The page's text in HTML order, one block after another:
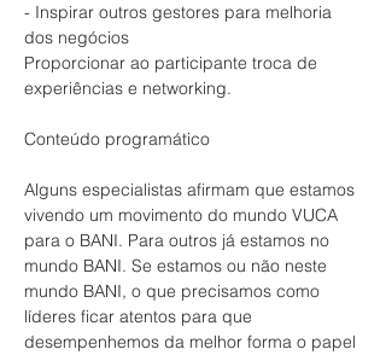
- Inspirar outros gestores para melhoria
dos negócios
Proporcionar ao participante troca de
experiências e networking.
Alguns especialistas afirmam que estamos
vivendo um movimento do mundo VUCA
para o BANI. Para outros já estamos no
mundo BANI. Se estamos ou não neste
mundo BANI, o que precisamos como
líderes ficar atentos para que
desempenhemos da melhor forma o papel